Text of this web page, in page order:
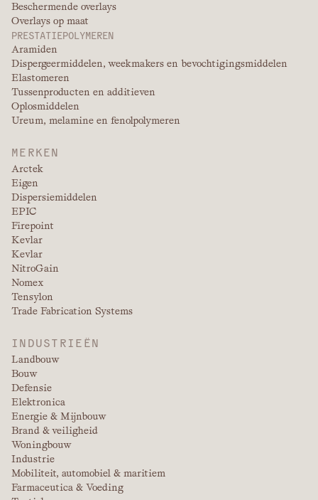
Beschermende overlays
Overlays op maat
PRESTATIEPOLYMEREN
Aramiden
Dispergeermiddelen, weekmakers en bevochtigingsmiddelen
Elastomeren
Tussenproducten en additieven
Oplosmiddelen
Ureum, melamine en fenolpolymeren
MERKEN
Arctek
Eigen
Dispersiemiddelen
EPIC
Firepoint
Kevlar
Kevlar
NitroGain
Nomex
Tensylon
Trade Fabrication Systems
INDUSTRIEËN
Landbouw
Bouw
Defensie
Elektronica
Energie & Mijnbouw
Brand & veiligheid
Woningbouw
Industrie
Mobiliteit, automobiel & maritiem
Farmaceutica & Voeding